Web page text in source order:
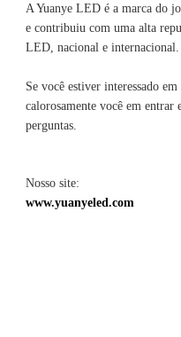
A Yuanye LED é a marca do
e contribuiu com uma alta
Se você estiver interessado
calorosamente você em entrar
Nosso site: